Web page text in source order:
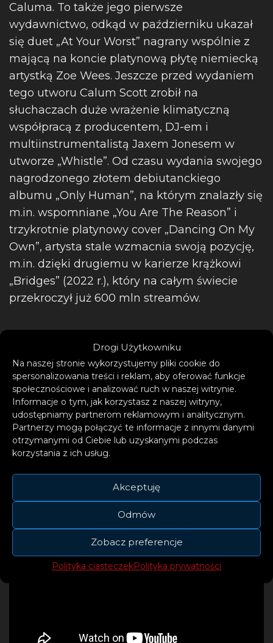
Drogi Użytkowniku
Na naszej stronie wykorzystujemy pliki cookie do
spersonalizowania treści i reklam, aby oferować funkcje
społecznościowe i analizować ruch w naszej witrynie.
Informacje o tym, jak korzystasz z naszej witryny,
udostępniamy partnerom reklamowym i analitycznym.
Partnerzy mogą połączyć te informacje z innymi danymi
otrzymanymi od Ciebie lub uzyskanymi podczas
korzystania z ich usług.
Akceptuję
Odmów
Zobacz preferencje
Polityka ciasteczekPolityka prywatności
Caluma. To także jego pierwsze
wydawnictwo, odkąd w październiku ukazał
się duet „At Your Worst” nagrany wspólnie z
mającą na koncie platynową płytę niemiecką
artystką Zoe Wees. Jeszcze przed wydaniem
tego utworu Calum Scott zrobił na
słuchaczach duże wrażenie klimatyczną
współpracą z producentem, DJ-em i
multiinstrumentalistą Jaxem Jonesem w
utworze „Whistle”. Od czasu wydania swojego
nagrodzonego złotem debiutanckiego
albumu „Only Human”, na którym znalazły się
m.in. wspomniane „You Are The Reason” i
trzykrotnie platynowy cover „Dancing On My
Own”, artysta stale wzmacnia swoją pozycję,
m.in. dzięki drugiemu w karierze krążkowi
„Bridges” (2022 r.), który na całym świecie
przekroczył już 600 mln streamów.